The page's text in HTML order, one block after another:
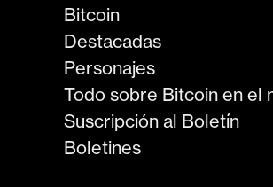
Bitcoin
Destacadas
Personajes
Todo sobre Bitcoin en el
Suscripción al Boletín
Boletines